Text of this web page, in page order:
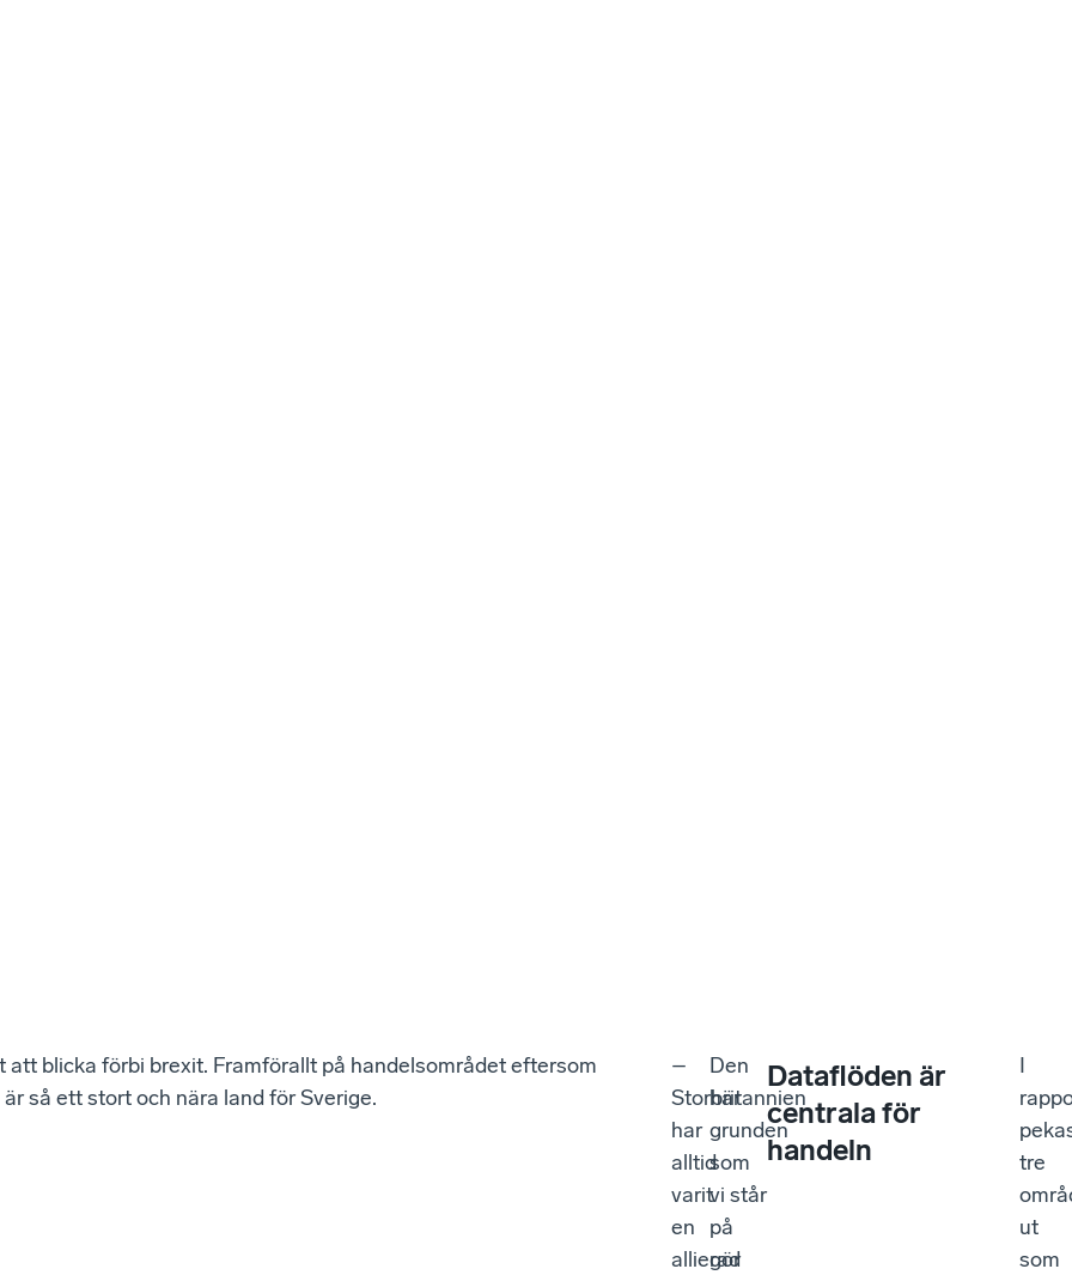
att blicka förbi brexit. Framförallt på handelsområdet eftersom
så ett stort och nära land för Sverige.
–
Storbritannien
har
alltid
varit
en
allierad
Den
här
grunden
som
vi står
på
gör
Dataflöden är
centrala för
handeln
I
tre
ut
som